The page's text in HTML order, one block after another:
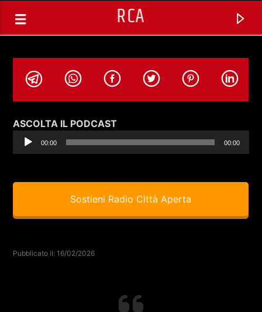
RCA
SELEZIONI MUSICALI
ASCOLTA IL PODCAST
Player
00:00 00:00
Sostieni Radio Città Aperta
Pubblicato il: 16/02/2026